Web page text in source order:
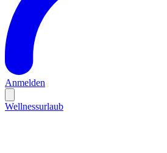
Anmelden
Wellnessurlaub